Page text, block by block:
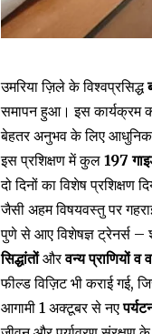
उमरिया ज़िले के विश्वप्रसिद्ध
समापन हुआ। इस कार्यक्रम
बेहतर अनुभव के लिए आधुनिक
इस प्रशिक्षण में कुल 197
दो दिनों का विशेष प्रशिक्षण
जैसी अहम विषयवस्तु पर
पुणे से आए विशेषज्ञ ट्रेनर्स –
सिद्धांतोंऔरवन्य प्राणियों व
फील्ड विज़िट भी कराई गई,
आगामी 1 अक्टूबर से नए